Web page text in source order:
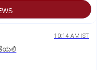
10:14 AM IST